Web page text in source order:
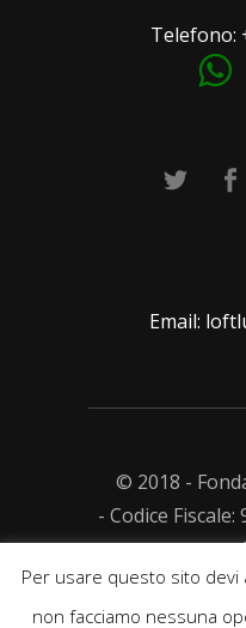
Telefono:
Email:
© 2018 -
- Codice Fiscale:
Per usare questo sito devi
non facciamo nessuna